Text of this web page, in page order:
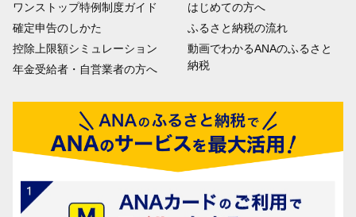
ワンストップ特例制度ガイド
確定申告のしかた
控除上限額シミュレーション
年金受給者・自営業者の方へ
はじめての方へ
ふるさと納税の流れ
動画でわかるANAのふるさと
納税